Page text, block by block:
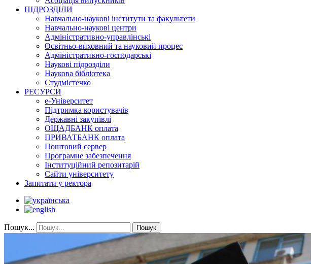
ПІДРОЗДІЛИ
Навчально-наукові інститути та факультети
Навчально-наукові центри
Адміністративно-управлінські
Освітньо-виховний та науковий процес
Адміністративно-господарські
Наукові підрозділи
Наукова бібліотека
Студмістечко
РЕСУРСИ
е-Університет
Підтримка користувачів
Державні закупівлі
ОЩАДБАНК оплата
ПРИВАТБАНК оплата
Поштовий сервер
Програмне забезпечення
Інституційний репозитарій
Сайти університету
Запитати у ректора
Пошук... Пошук